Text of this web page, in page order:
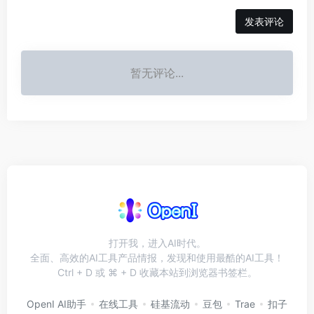
发表评论
暂无评论...
打开我，进入AI时代。
全面、高效的AI工具产品情报，发现和使用最酷的AI工具！
Ctrl + D 或 ⌘ + D 收藏本站到浏览器书签栏。
OpenI AI助手 在线工具 硅基流动 豆包 Trae
扣子